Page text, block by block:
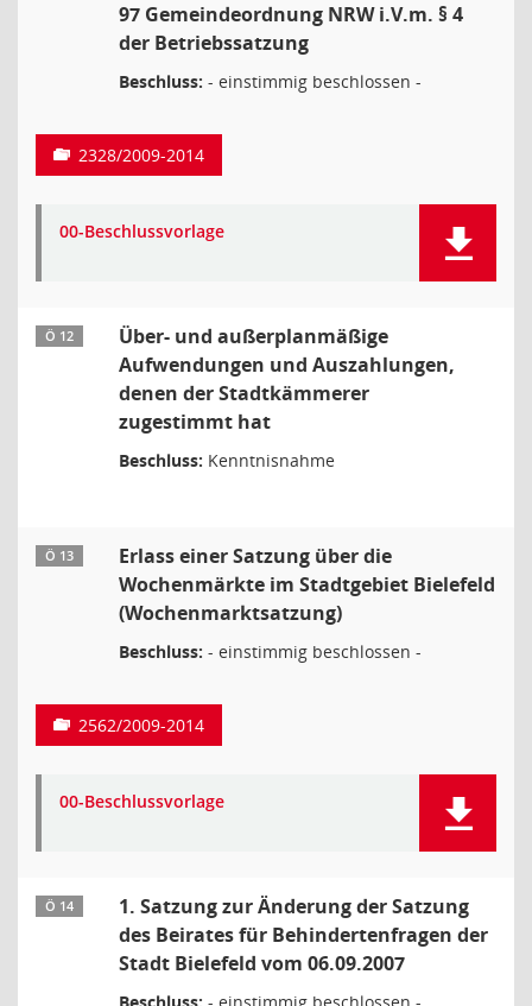
97 Gemeindeordnung NRW i.V.m. § 4
der Betriebssatzung
Beschluss: - einstimmig beschlossen -
2328/2009-2014
00-Beschlussvorlage
Ö 12
Über- und außerplanmäßige
Aufwendungen und Auszahlungen,
denen der Stadtkämmerer
zugestimmt hat
Beschluss: Kenntnisnahme
Ö 13
Erlass einer Satzung über die
Wochenmärkte im Stadtgebiet Bielefeld
(Wochenmarktsatzung)
Beschluss: - einstimmig beschlossen -
2562/2009-2014
00-Beschlussvorlage
Ö 14
1. Satzung zur Änderung der Satzung
des Beirates für Behindertenfragen der
Stadt Bielefeld vom 06.09.2007